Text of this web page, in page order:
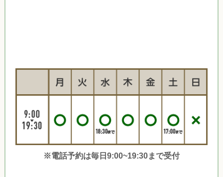
※電話予約は毎日9:00~19:30まで受付